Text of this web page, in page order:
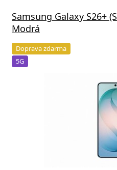
Samsung Galaxy S26+
Modrá
Doprava zdarma
5G